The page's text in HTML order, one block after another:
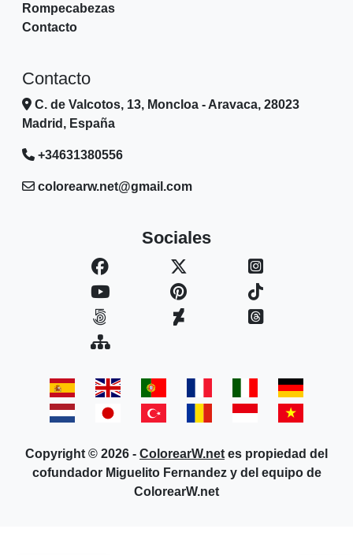
Rompecabezas
Contacto
Contacto
C. de Valcotos, 13, Moncloa - Aravaca, 28023
Madrid, España
+34631380556
colorearw.net@gmail.com
Sociales
Copyright © 2026 - ColorearW.net es propiedad del
cofundador Miguelito Fernandez y del equipo de
ColorearW.net